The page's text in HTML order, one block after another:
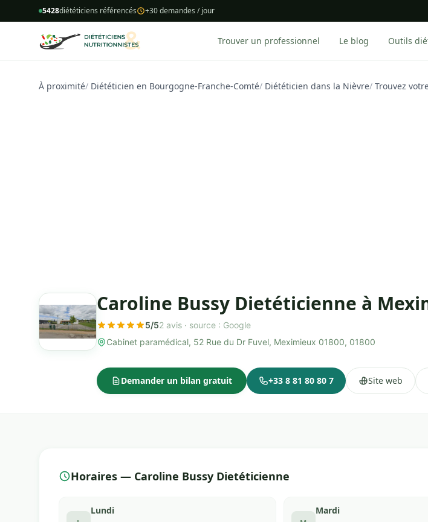
5428diététiciens référencés +30 demandes / jour
Trouver un professionnel Le blog Outils
À proximité/ Diététicien en Bourgogne-Franche-Comté/ Diététicien dans la Nièvre/ Trouvez
Caroline Bussy Dietéticienne à
5/52 avis · source : Google
Cabinet paramédical, 52 Rue du Dr Fuvel, Meximieux 01800, 01800
Demander un bilan gratuit +33 8 81 80 80 7 Site web
Horaires — Caroline Bussy Dietéticienne
Lundi Mardi